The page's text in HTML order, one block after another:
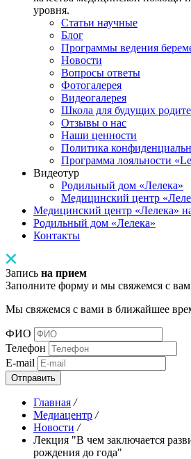
уровня.
Статьи научные
Блог
Программы ведения
Новости
Вопросы ответы
Фотогалерея
Видеогалерея
Школа для будущих
Отзывы о нас
Наши ценности
Политика
Программа лояльности
Видеотур
Родильный дом «Лелека»
Медицинский центр
Медицинский центр «Лелека»
Родильный дом «Лелека»
Контакты
Запись на прием
Заполните форму и мы свяжемся с
Мы свяжемся с вами в ближайшее
ФИО
Телефон
E-mail
Отправить
Главная /
Медиацентр /
Новости /
Лекция "В чем заключается
рождения до года"